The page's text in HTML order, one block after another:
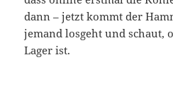
dann – jetzt kommt der
jemand losgeht und schaut,
Lager ist.